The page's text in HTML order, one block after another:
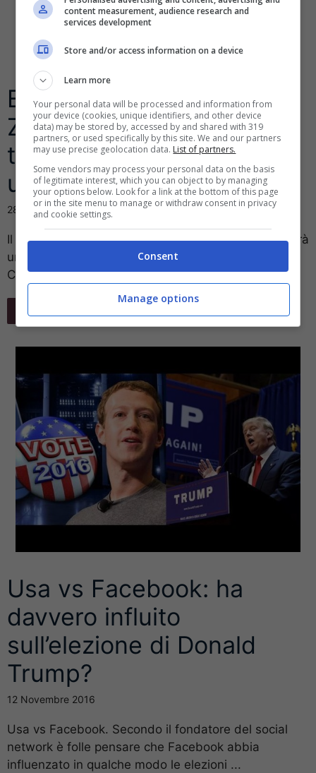
Ecco perchè Mark
Zuckerberg vuole
trasformare Facebook in
una banca
28 Novembre 2016
Il social network di Mark Zuckerberg presto diventerà
una banca. Ottenuto il via libera della Banca
Centrale irlandese. Ma perchè Mark ...
Leggi Tutto
Usa vs Facebook: ha
davvero influito
sull’elezione di Donald
Trump?
12 Novembre 2016
Usa vs Facebook. Secondo il fondatore del social
network è folle pensare che Facebook abbia
influenzato in qualche modo le elezioni ...
content measurement, audience research and
services development
Store and/or access information on a device
Learn more
Your personal data will be processed and information from
your device (cookies, unique identifiers, and other device
data) may be stored by, accessed by and shared with 319
partners, or used specifically by this site. We and our partners
may use precise geolocation data. List of partners.
Some vendors may process your personal data on the basis
of legitimate interest, which you can object to by managing
your options below. Look for a link at the bottom of this page
or in the site menu to manage or withdraw consent in privacy
and cookie settings.
Consent
Manage options